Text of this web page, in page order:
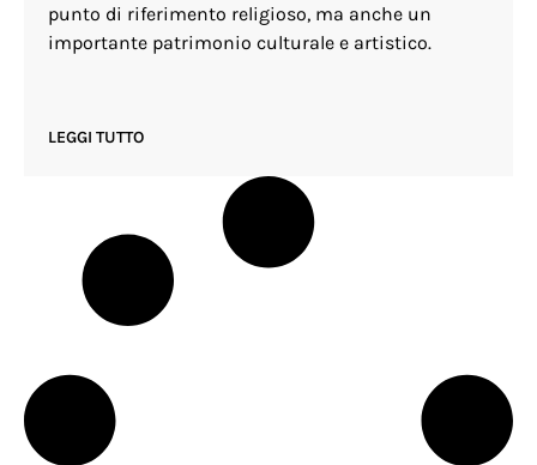
punto di riferimento religioso, ma anche un
importante patrimonio culturale e artistico.
LEGGI TUTTO